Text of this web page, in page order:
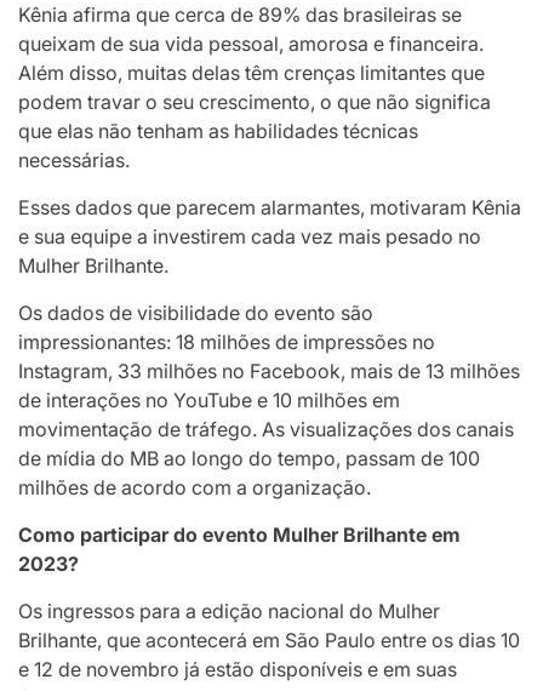
Kênia afirma que cerca de 89% das brasileiras se
queixam de sua vida pessoal, amorosa e financeira.
Além disso, muitas delas têm crenças limitantes que
podem travar o seu crescimento, o que não significa
que elas não tenham as habilidades técnicas
necessárias.
Esses dados que parecem alarmantes, motivaram Kênia
e sua equipe a investirem cada vez mais pesado no
Mulher Brilhante.
Os dados de visibilidade do evento são
impressionantes: 18 milhões de impressões no
Instagram, 33 milhões no Facebook, mais de 13 milhões
de interações no YouTube e 10 milhões em
movimentação de tráfego. As visualizações dos canais
de mídia do MB ao longo do tempo, passam de 100
milhões de acordo com a organização.
Como participar do evento Mulher Brilhante em
2023?
Os ingressos para a edição nacional do Mulher
Brilhante, que acontecerá em São Paulo entre os dias 10
e 12 de novembro já estão disponíveis e em suas